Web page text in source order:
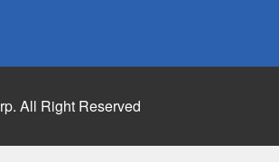
All Right Reserved